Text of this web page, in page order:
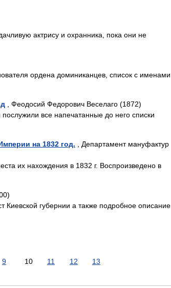
актрису и охранника, пока они не
ордена доминиканцев, список с именами
, Феодосий Федорович Веселаго (1872)
все напечатанные до него списки
на 1832 год. , Департамент мануфактур
их нахождения в 1832 г. Воспроизведено в
Киевской губернии а также подробное описание
9 10 11 12 13